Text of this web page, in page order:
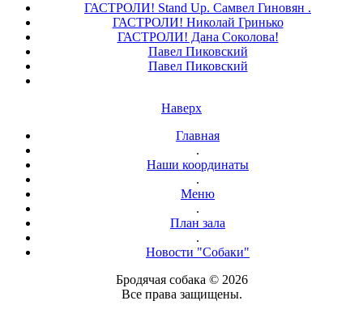
ГАСТРОЛИ! Stand Up. Самвел Гиновян .
ГАСТРОЛИ! Николай Гринько
ГАСТРОЛИ! Дана Соколова!
Павел Пиковский
Павел Пиковский
Наверх
Главная
.
Наши координаты
.
Меню
.
План зала
.
Новости "Собаки"
Бродячая собака © 2026
Все права защищены.